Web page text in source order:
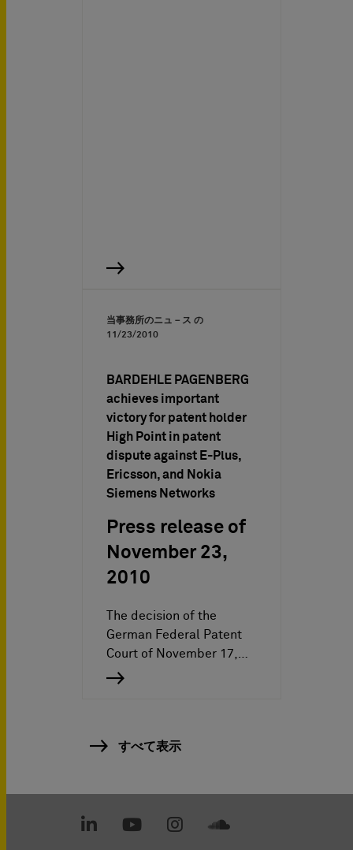
当事務所のニュ－ス の
11/23/2010
BARDEHLE PAGENBERG
achieves important
victory for patent holder
High Point in patent
dispute against E-Plus,
Ericsson, and Nokia
Siemens Networks
Press release of
November 23,
2010
The decision of the
German Federal Patent
Court of November 17,…
すべて表示